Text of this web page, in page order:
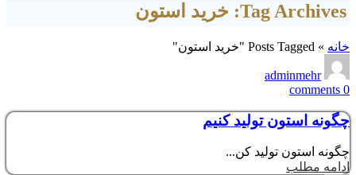
Tag Archives: خرید استون
خانه » Posts Tagged "خرید استون"
adminmehr
0
comments
چگونه استون تولید کنیم
چگونه استون تولید کن...
ادامه مطلب